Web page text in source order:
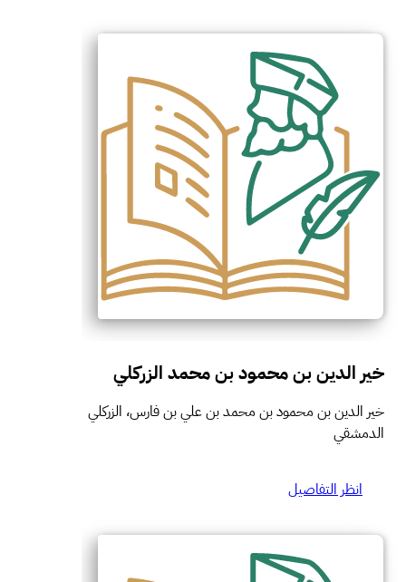
خير الدين بن محمود بن محمد الزركلي
خير الدين بن محمود بن محمد بن علي بن فارس، الزركلي
الدمشقي
انظر التفاصيل